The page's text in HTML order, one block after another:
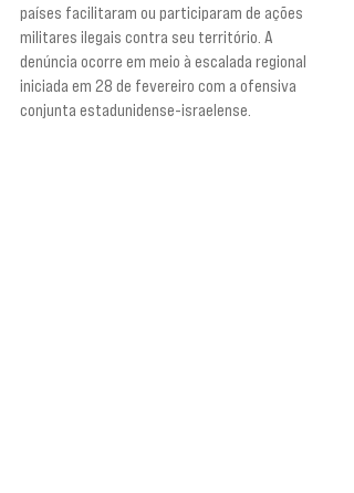
países facilitaram ou participaram de ações
militares ilegais contra seu território. A
denúncia ocorre em meio à escalada regional
iniciada em 28 de fevereiro com a ofensiva
conjunta estadunidense-israelense.